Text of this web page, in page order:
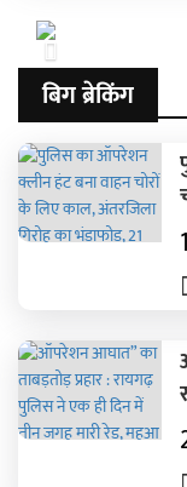
Previous
बिग ब्रेकिंग